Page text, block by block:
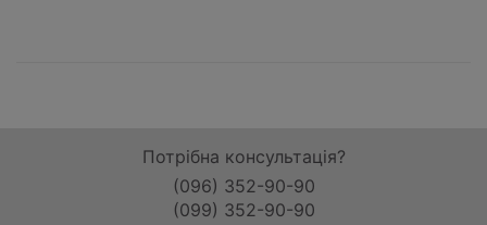
Потрібна консультація?
(096) 352-90-90
(099) 352-90-90